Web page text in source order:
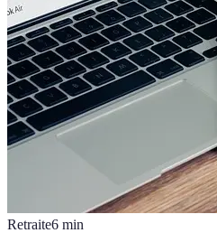
Retraite6 min